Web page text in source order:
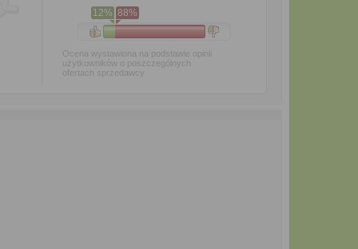
12% 88%
Ocena wystawiona na podstawie opinii
użytkowników o poszczególnych
ofertach sprzedawcy